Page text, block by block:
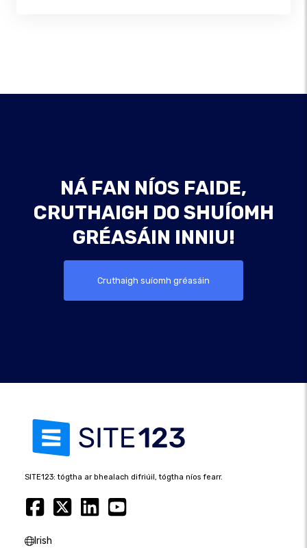
NÁ FAN NÍOS FAIDE,
CRUTHAIGH DO SHUÍOMH
GRÉASÁIN INNIU!
Cruthaigh suíomh gréasáin
SITE123: tógtha ar bhealach difriúil, tógtha níos fearr.
Irish